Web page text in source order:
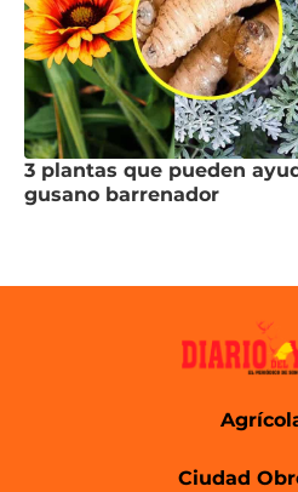
3 plantas que pueden
gusano barrenador
Ciudad